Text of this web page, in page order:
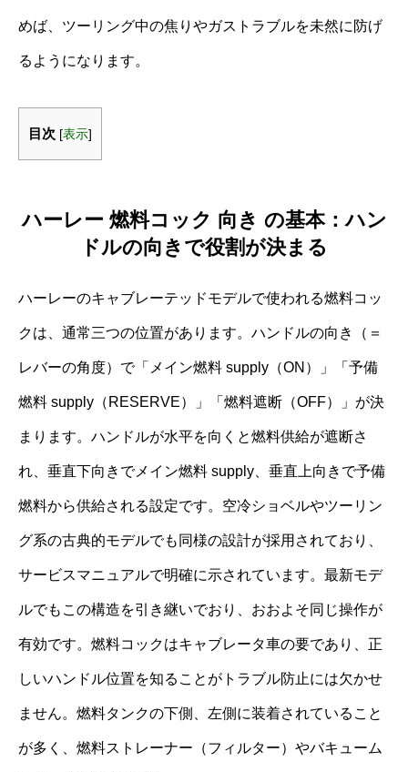
めば、ツーリング中の焦りやガストラブルを未然に防げ
るようになります。
目次 [表示]
ハーレー 燃料コック 向き の基本：ハン
ドルの向きで役割が決まる
ハーレーのキャブレーテッドモデルで使われる燃料コッ
クは、通常三つの位置があります。ハンドルの向き（＝
レバーの角度）で「メイン燃料 supply（ON）」「予備
燃料 supply（RESERVE）」「燃料遮断（OFF）」が決
まります。ハンドルが水平を向くと燃料供給が遮断さ
れ、垂直下向きでメイン燃料 supply、垂直上向きで予備
燃料から供給される設定です。空冷ショベルやツーリン
グ系の古典的モデルでも同様の設計が採用されており、
サービスマニュアルで明確に示されています。最新モデ
ルでもこの構造を引き継いでおり、おおよそ同じ操作が
有効です。燃料コックはキャブレータ車の要であり、正
しいハンドル位置を知ることがトラブル防止には欠かせ
ません。燃料タンクの下側、左側に装着されていること
が多く、燃料ストレーナー（フィルター）やバキューム